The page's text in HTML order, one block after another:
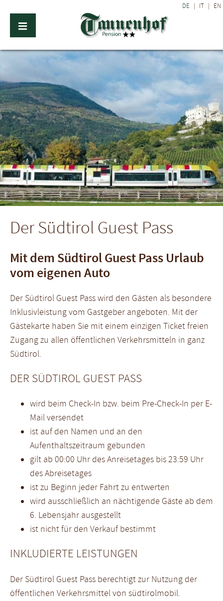
DE | IT | EN
Der Südtirol Guest Pass
Mit dem Südtirol Guest Pass Urlaub
vom eigenen Auto
Der Südtirol Guest Pass wird den Gästen als besondere
Inklusivleistung vom Gastgeber angeboten. Mit der
Gästekarte haben Sie mit einem einzigen Ticket freien
Zugang zu allen öffentlichen Verkehrsmitteln in ganz
Südtirol.
DER SÜDTIROL GUEST PASS
wird beim Check-In bzw. beim Pre-Check-In per E-
Mail versendet
ist auf den Namen und an den
Aufenthaltszeitraum gebunden
gilt ab 00:00 Uhr des Anreisetages bis 23:59 Uhr
des Abreisetages
ist zu Beginn jeder Fahrt zu entwerten
wird ausschließlich an nächtigende Gäste ab dem
6. Lebensjahr ausgestellt
ist nicht für den Verkauf bestimmt
INKLUDIERTE LEISTUNGEN
Der Südtirol Guest Pass berechtigt zur Nutzung der
öffentlichen Verkehrsmittel von südtirolmobil.